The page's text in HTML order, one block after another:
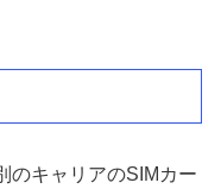
のキャリアのSIMカー